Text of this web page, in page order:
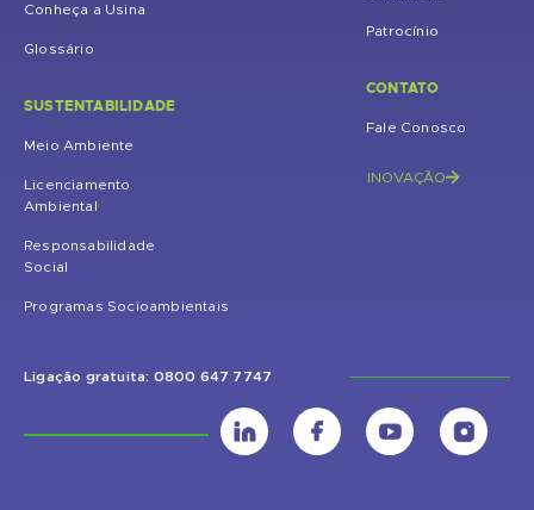
Conheça a Usina
Glossário
SUSTENTABILIDADE
Meio Ambiente
Licenciamento
Ambiental
Responsabilidade
Social
Programas Socioambientais
Patrocínio
CONTATO
Fale Conosco
INOVAÇÃO
Ligação gratuita: 0800 647 7747